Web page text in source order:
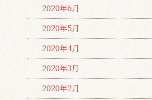
2020年6月
2020年5月
2020年4月
2020年3月
2020年2月